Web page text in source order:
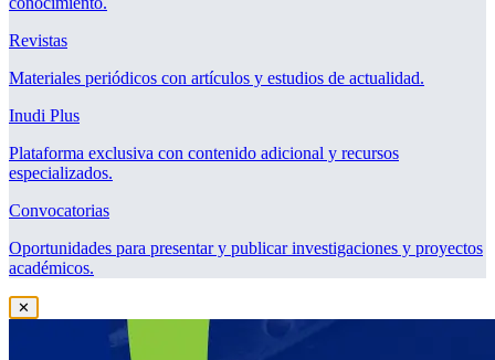
Revistas
Materiales periódicos con artículos y estudios de actualidad.
Inudi Plus
Plataforma exclusiva con contenido adicional y recursos
especializados.
Convocatorias
Oportunidades para presentar y publicar investigaciones y proyectos
académicos.
✕